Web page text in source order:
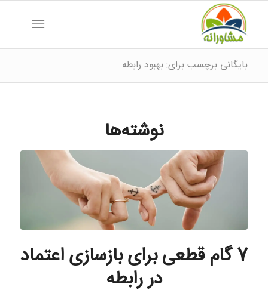
بایگانی برچسب برای: بهبود رابطه
نوشته‌ها
7 گام قطعی برای بازسازی اعتماد
در رابطه